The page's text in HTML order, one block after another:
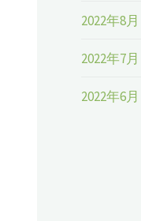
2022年8月
2022年7月
2022年6月